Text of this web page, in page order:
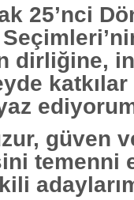
25’nci
katkılar
güven
temenni